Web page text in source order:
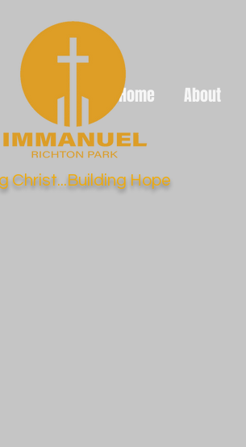
Christ...Building Hope
Home About